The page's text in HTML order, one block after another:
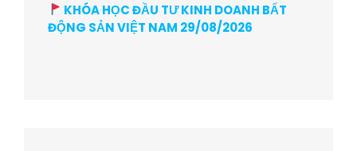
KHÓA HỌC ĐẦU TƯ KINH DOANH BẤT
ĐỘNG SẢN VIỆT NAM 29/08/2026